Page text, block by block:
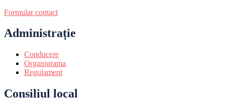
Formular contact
Administrație
Conducere
Organigrama
Regulament
Consiliul local